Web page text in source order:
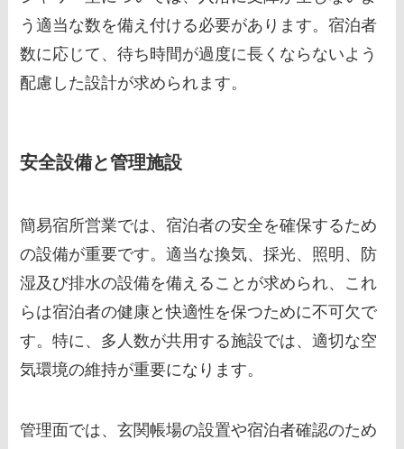
う適当な数を備え付ける必要があります。宿泊者
数に応じて、待ち時間が過度に長くならないよう
配慮した設計が求められます。
安全設備と管理施設
簡易宿所営業では、宿泊者の安全を確保するため
の設備が重要です。適当な換気、採光、照明、防
湿及び排水の設備を備えることが求められ、これ
らは宿泊者の健康と快適性を保つために不可欠で
す。特に、多人数が共用する施設では、適切な空
気環境の維持が重要になります。
管理面では、玄関帳場の設置や宿泊者確認のため